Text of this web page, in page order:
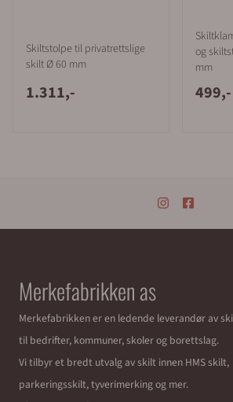
Skiltstolpe til privatrettslige
skilt Ø 60 mm
1.311,-
og
mm
499,-
Merkefabrikken as
Merkefabrikken er en ledende leverandør av
til bedrifter, kommuner, skoler og borettslag.
Vi tilbyr et bredt utvalg av skilt innen HMS skilt,
parkeringsskilt, tyverimerking og mer.